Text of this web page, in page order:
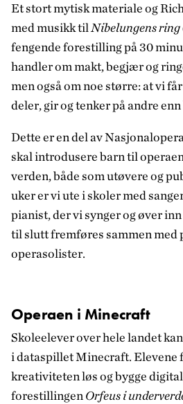
Et stort mytisk materiale og
med musikk til Nibelungens ring
fengende forestilling på 30
handler om makt, begjær og
men også om noe større: at vi
deler, gir og tenker på andre enn
Dette er en del av
skal introdusere barn til
verden, både som utøvere og
uker er vi ute i skoler med
pianist, der vi synger og øver
til slutt fremføres sammen med
operasolister.
Operaen i Minecraft
Skoleelever over hele landet
i dataspillet Minecraft. Elevene
kreativiteten løs og bygge
forestillingen Orfeus i